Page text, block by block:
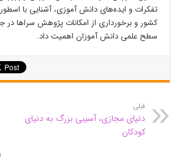
تفکرات و ایده‌های دانش آموزی، آشنایی با
کشور و برخورداری از امکانات پژوهش سرا‌ها در
سطح علمی دانش آموزان اهمیت داد.
قبلی
دنیای مجازی، آسیبی بزرگ به دنیای
کودکان